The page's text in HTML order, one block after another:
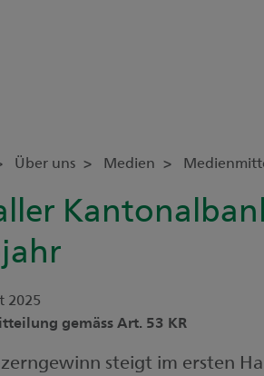
Über uns Medien
2025
gemäss Art. 53 KR
steigt im ersten